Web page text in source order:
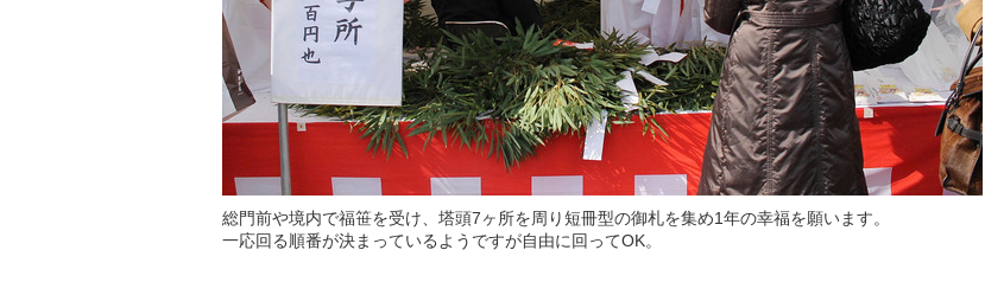
総門前や境内で福笹を受け、塔頭7ヶ所を周り短冊型の御札を集め1年の幸福を願います。
一応回る順番が決まっているようですが自由に回ってOK。